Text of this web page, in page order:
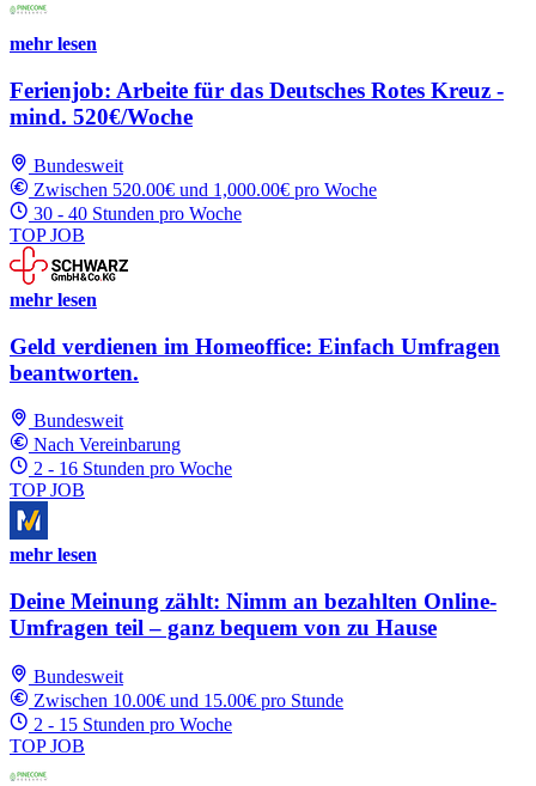
mehr lesen
Ferienjob: Arbeite für das Deutsches Rotes Kreuz -
mind. 520€/Woche
Bundesweit
Zwischen 520.00€ und 1,000.00€ pro Woche
30 - 40 Stunden pro Woche
TOP JOB
mehr lesen
Geld verdienen im Homeoffice: Einfach Umfragen
beantworten.
Bundesweit
Nach Vereinbarung
2 - 16 Stunden pro Woche
TOP JOB
mehr lesen
Deine Meinung zählt: Nimm an bezahlten Online-
Umfragen teil – ganz bequem von zu Hause
Bundesweit
Zwischen 10.00€ und 15.00€ pro Stunde
2 - 15 Stunden pro Woche
TOP JOB